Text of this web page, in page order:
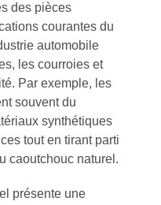
des pièces
courantes du
automobile
les courroies et
Par exemple, les
souvent du
synthétiques
tout en tirant parti
caoutchouc naturel.
présente une